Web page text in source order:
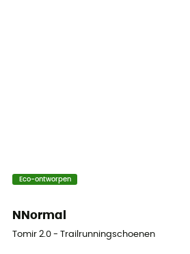
Eco-ontworpen
NNormal
Tomir 2.0 - Trailrunningschoenen